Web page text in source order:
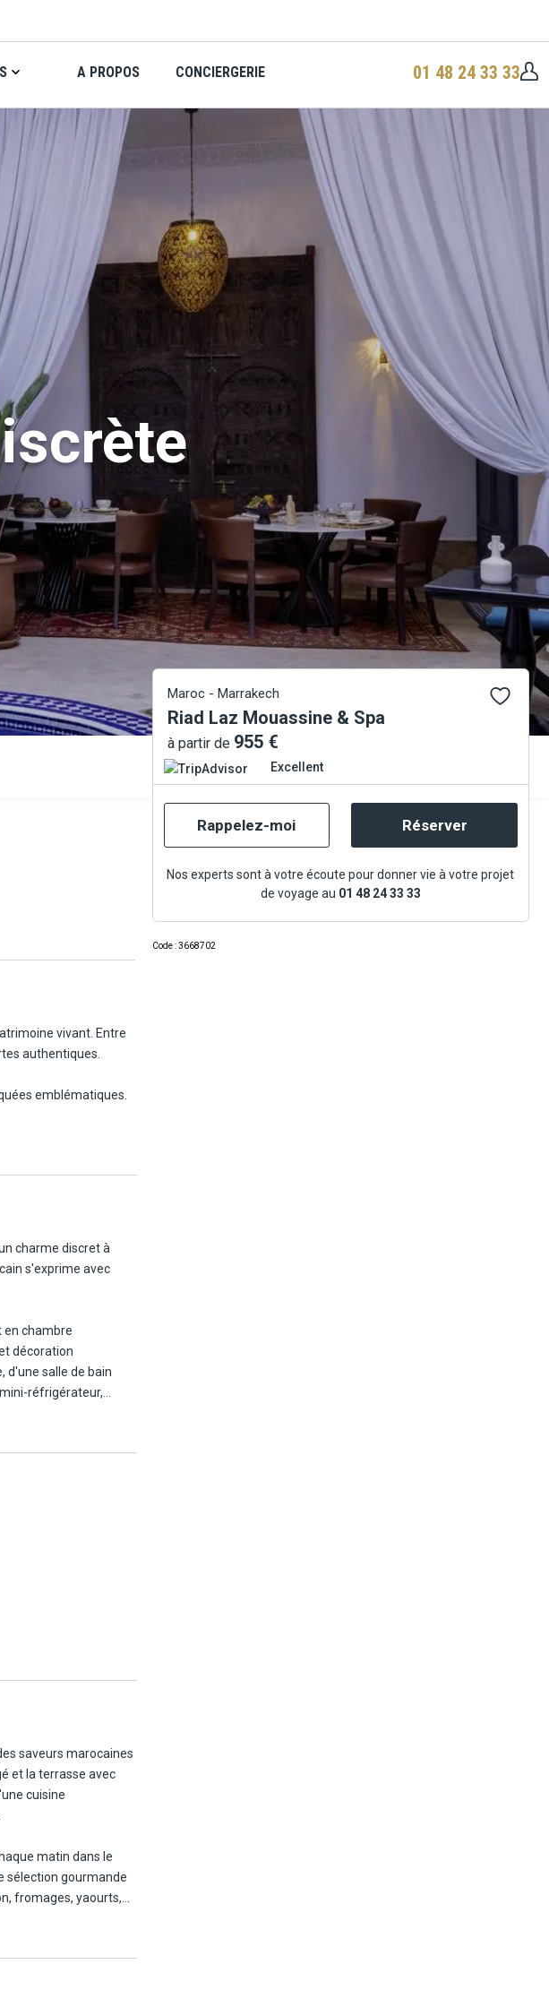
01 48 24 33 33
A PROPOS CONCIERGERIE
Maroc - Marrakech
Riad Laz Mouassine & Spa
à partir de 955 €
Excellent
Rappelez-moi Réserver
Nos experts sont à votre écoute pour donner vie à votre projet
de voyage au 01 48 24 33 33
Code : 3668702
vivant. Entre
authentiques.
emblématiques.
allie tradition et
voiture.
charme discret à
s'exprime avec
en chambre
décoration
d'une salle de bain
réfrigérateur,
ainsi que d'une
avec
salle de bain avec
25 m²) offrent
lit double au rez-
pouvant accueillir
se détendre après
saveurs marocaines
et la terrasse avec
cuisine
matin dans le
sélection gourmande
fromages, yaourts,
thé à la menthe.
pension (hors